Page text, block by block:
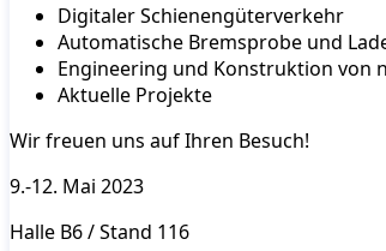
Digitaler Schienengüterverkehr
Automatische Bremsprobe und
Engineering und Konstruktion von
Aktuelle Projekte
Wir freuen uns auf Ihren Besuch!
9.-12. Mai 2023
Halle B6 / Stand 116